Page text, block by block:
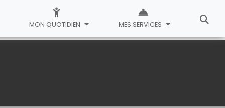
MON QUOTIDIEN MES SERVICES